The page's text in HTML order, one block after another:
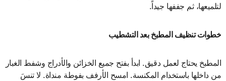
لتلميعها، ثم جففها جيداً.
خطوات تنظيف المطبخ بعد التشطيب
المطبخ يحتاج لعمل دقيق. ابدأ بفتح جميع الخزائن والأدراج وشفط الغبار
من داخلها باستخدام المكنسة. امسح الأرفف بفوطة منداة. لا تنسَ